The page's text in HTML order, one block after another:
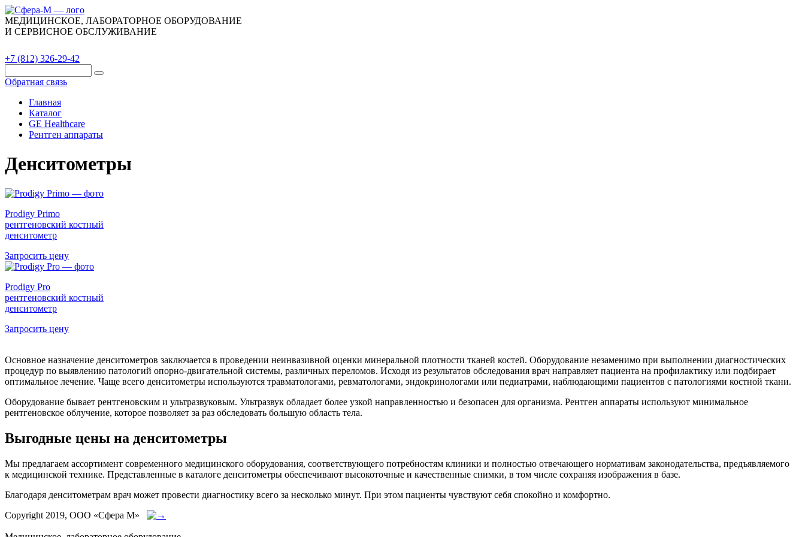
МЕДИЦИНСКОЕ, ЛАБОРАТОРНОЕ ОБОРУДОВАНИЕ
И СЕРВИСНОЕ ОБСЛУЖИВАНИЕ
+7 (812) 326-29-42
Обратная связь
Главная
Каталог
GE Healthcare
Рентген аппараты
Денситометры
Prodigy Primo
рентгеновский костный
денситометр
Запросить цену
Prodigy Pro
рентгеновский костный
денситометр
Запросить цену
Основное назначение денситометров заключается в проведении неинвазивной оценки минеральной плотности тканей костей. Оборудование незаменимо при выполнении диагностических
процедур по выявлению патологий опорно-двигательной системы, различных переломов. Исходя из результатов обследования врач направляет пациента на профилактику или подбирает
оптимальное лечение. Чаще всего денситометры используются травматологами, ревматологами, эндокринологами или педиатрами, наблюдающими пациентов с патологиями костной ткани.
Оборудование бывает рентгеновским и ультразвуковым. Ультразвук обладает более узкой направленностью и безопасен для организма. Рентген аппараты используют минимальное
рентгеновское облучение, которое позволяет за раз обследовать большую область тела.
Выгодные цены на денситометры
Мы предлагаем ассортимент современного медицинского оборудования, соответствующего потребностям клиники и полностью отвечающего нормативам законодательства, предъявляемого
к медицинской технике. Представленные в каталоге денситометры обеспечивают высокоточные и качественные снимки, в том числе сохраняя изображения в базе.
Благодаря денситометрам врач может провести диагностику всего за несколько минут. При этом пациенты чувствуют себя спокойно и комфортно.
Copyright 2019, ООО «Сфера М»